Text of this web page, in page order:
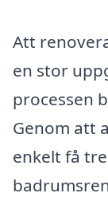
Att
en stor
processen
Genom att
enkelt få